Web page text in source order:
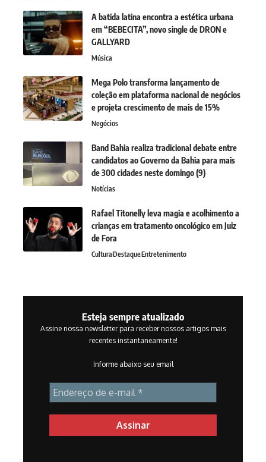
A batida latina encontra a estética urbana
em “BEBECITA”, novo single de DRON e
GALLYARD
Música
Mega Polo transforma lançamento de
coleção em plataforma nacional de negócios
e projeta crescimento de mais de 15%
Negócios
Band Bahia realiza tradicional debate entre
candidatos ao Governo da Bahia para mais
de 300 cidades neste domingo (9)
Notícias
Rafael Titonelly leva magia e acolhimento a
crianças em tratamento oncológico em Juiz
de Fora
CulturaDestaqueEntretenimento
Esteja sempre atualizado
Assine nossa newsletter para receber nossos artigos mais
recentes instantaneamente!
Informe abaixo seu email